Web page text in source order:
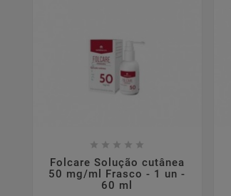
    
Folcare Solução cutânea
50 mg/ml Frasco - 1 un -
60 ml